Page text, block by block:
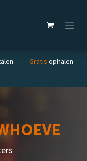
- Gratis ophalen